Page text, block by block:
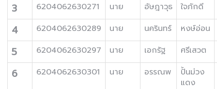
3 6204062630271 นาย อัษฎาวุธ ใจภักดี
4 6204062630289 นาย นครินทร์ หงษ์อ่อน
5 6204062630297 นาย เอกรัฐ ศรีเสวต
6 6204062630301 นาย อรรณพ
ปั้นม่วง
แดง